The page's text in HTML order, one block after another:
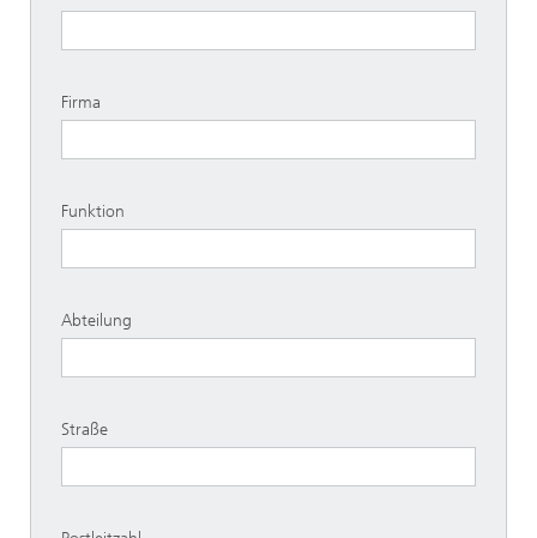
Firma
Funktion
Abteilung
Straße